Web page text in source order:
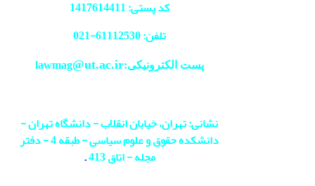
کد پستی: 1417614411
تلفن: 61112530-
021
پست الکترونیکی:lawmag@ut.ac.ir
نشانی: تهران، خیابان انقلاب - دانشگاه تهران -
دانشکده حقوق و علوم سیاسی - طبقه 4 - دفتر
مجله - اتاق 413
.